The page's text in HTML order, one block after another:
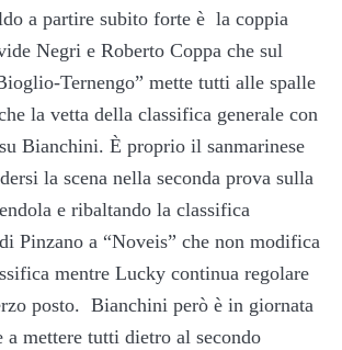
a partire subito forte è la coppia
Negri e Roberto Coppa che sul
Ternengo” mette tutti alle spalle
la vetta della classifica generale con
Bianchini. È proprio il sanmarinese
la scena nella seconda prova sulla
e ribaltando la classifica
Pinzano a “Noveis” che non modifica
mentre Lucky continua regolare
posto. Bianchini però è in giornata
a mettere tutti dietro al secondo